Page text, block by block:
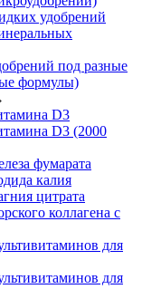
удобрений
под разные
формулы)
D3
D3 (2000
фумарата
калия
цитрата
коллагена с
для
для